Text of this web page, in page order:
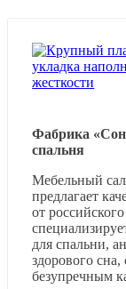
Фабрика
спальня
Мебельный
предлагает
от
для спальни,
здорового
безупречным